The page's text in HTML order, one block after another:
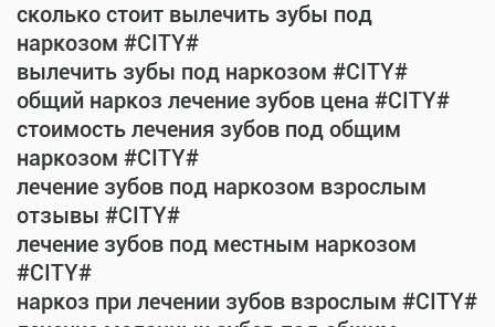
сколько стоит вылечить зубы под
наркозом #CITY#
вылечить зубы под наркозом #CITY#
общий наркоз лечение зубов цена #CITY#
стоимость лечения зубов под общим
наркозом #CITY#
лечение зубов под наркозом взрослым
отзывы #CITY#
лечение зубов под местным наркозом
#CITY#
наркоз при лечении зубов взрослым #CITY#